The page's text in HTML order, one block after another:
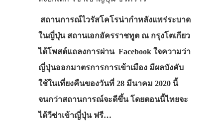
สถานการณ์ไวรัสโคโรน่ากำหลังแพร่ระบาด
ในญี่ปุ่น สถานเอกอัครราชทูต ณ กรุงโตเกียว
ได้โพสต์แถลงการผ่าน Facebook ใจความว่า
ญี่ปุ่นออกมาตรการการเข้าเมือง มีผลบังคับ
ใช้ในเที่ยงคืนของวันที่ 28 มีนาคม 2020 นี้
จนกว่าสถานการณ์จะดีขึ้น โดยตอนนี้ไทยจะ
ได้วีซ่าเข้าญี่ปุ่น ฟรี…